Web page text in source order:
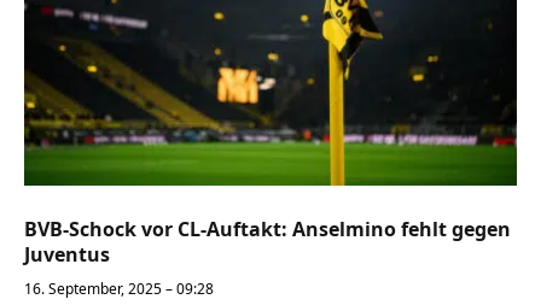
BVB-Schock vor CL-Auftakt: Anselmino fehlt gegen
Juventus
16. September, 2025 – 09:28